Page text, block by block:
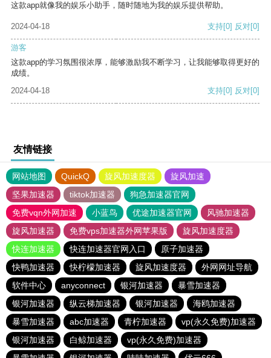
这款app就像我的娱乐小助手，随时随地为我的娱乐提供帮助。
2024-04-18 支持[0] 反对[0]
游客
这款app的学习氛围很浓厚，能够激励我不断学习，让我能够取得更好的
成绩。
2024-04-18
支持[0] 反对[0]
友情链接
网站地图 QuickQ 旋风加速度器
旋风加速
坚果加速器
tiktok加速器
狗急加速器官网
免费vqn外网加速
小蓝鸟 优途加速器官网
风驰加速器
旋风加速器
免费vps加速器外网苹果版
旋风加速度器
快连加速器
快连加速器官网入口
原子加速器
快鸭加速器
快柠檬加速器 旋风加速度器
外网网址导航
软件中心
anyconnect 银河加速器
暴雪加速器
银河加速器
纵云梯加速器 银河加速器
海鸥加速器
暴雪加速器
abc加速器 青柠加速器
vp(永久免费)加速器
银河加速器
白鲸加速器
vp(永久免费)加速器